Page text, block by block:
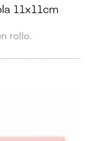
11x11cm
rollo.